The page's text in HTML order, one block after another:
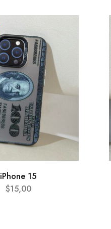
iPhone 15
$15,00